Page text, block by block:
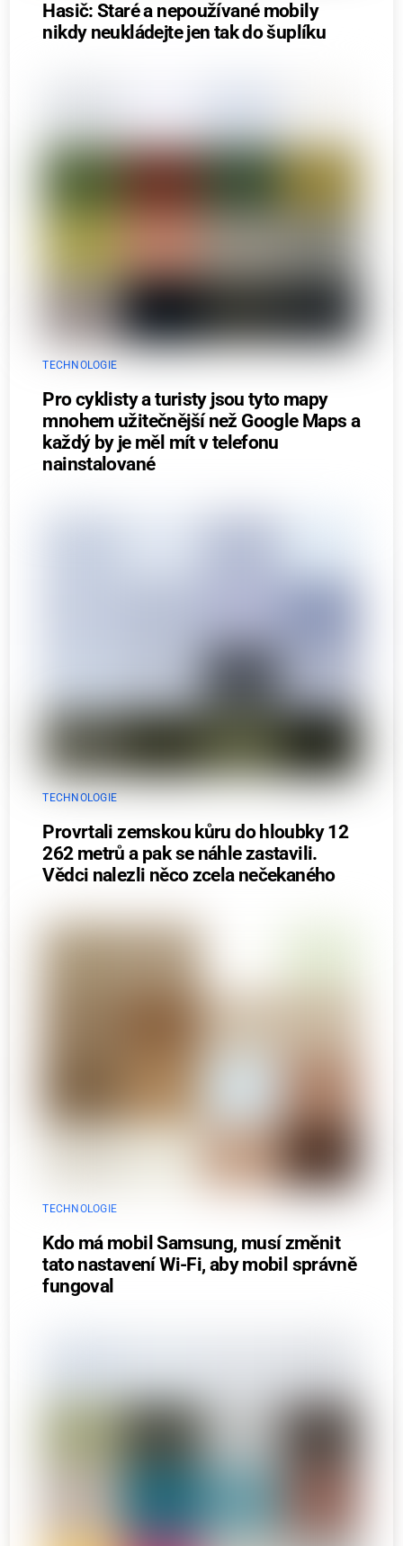
Hasič: Staré a nepoužívané mobily
nikdy neukládejte jen tak do šuplíku
TECHNOLOGIE
Pro cyklisty a turisty jsou tyto mapy
mnohem užitečnější než Google Maps a
každý by je měl mít v telefonu
nainstalované
TECHNOLOGIE
Provrtali zemskou kůru do hloubky 12
262 metrů a pak se náhle zastavili.
Vědci nalezli něco zcela nečekaného
TECHNOLOGIE
Kdo má mobil Samsung, musí změnit
tato nastavení Wi-Fi, aby mobil správně
fungoval